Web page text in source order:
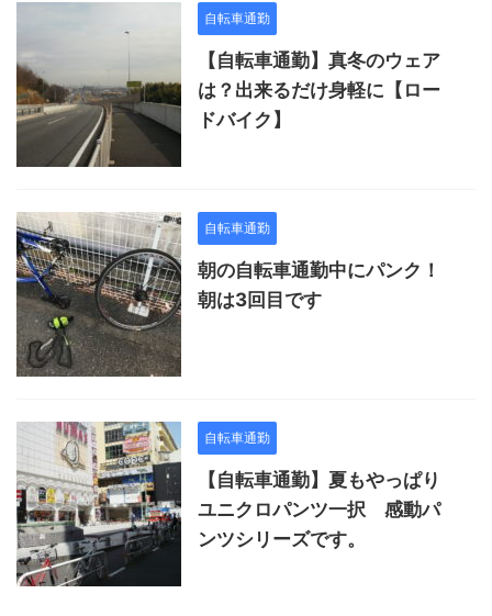
自転車通勤
【自転車通勤】真冬のウェア
は？出来るだけ身軽に【ロー
ドバイク】
自転車通勤
朝の自転車通勤中にパンク！
朝は3回目です
自転車通勤
【自転車通勤】夏もやっぱり
ユニクロパンツ一択 感動パ
ンツシリーズです。